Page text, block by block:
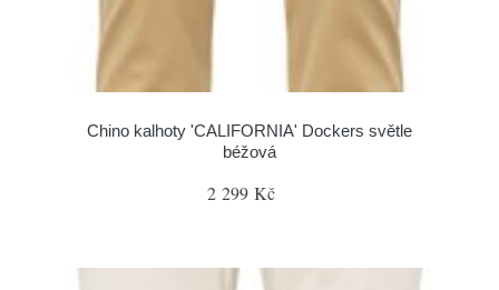
Chino kalhoty 'CALIFORNIA' Dockers světle
béžová
2 299 Kč